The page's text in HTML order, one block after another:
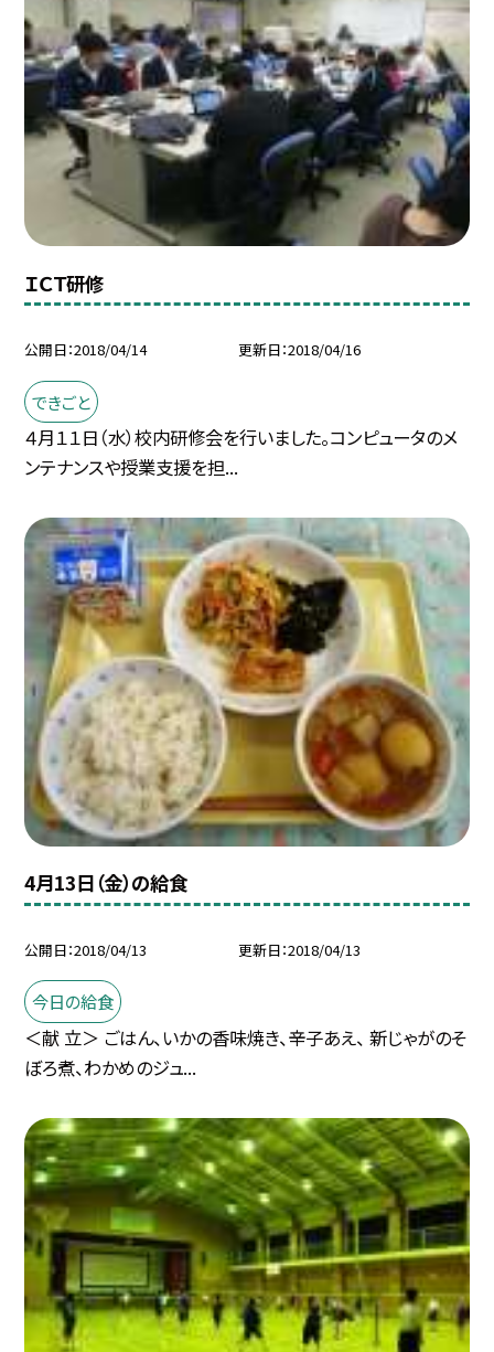
ＩＣＴ研修
公開日 2018/04/14 更新日 2018/04/16
できごと
４月１１日（水）校内研修会を行いました。コンピュータのメ
ンテナンスや授業支援を担...
4月13日（金）の給食
公開日 2018/04/13 更新日 2018/04/13
今日の給食
＜献 立＞ ごはん、いかの香味焼き、辛子あえ、 新じゃがのそ
ぼろ煮、わかめのジュ...